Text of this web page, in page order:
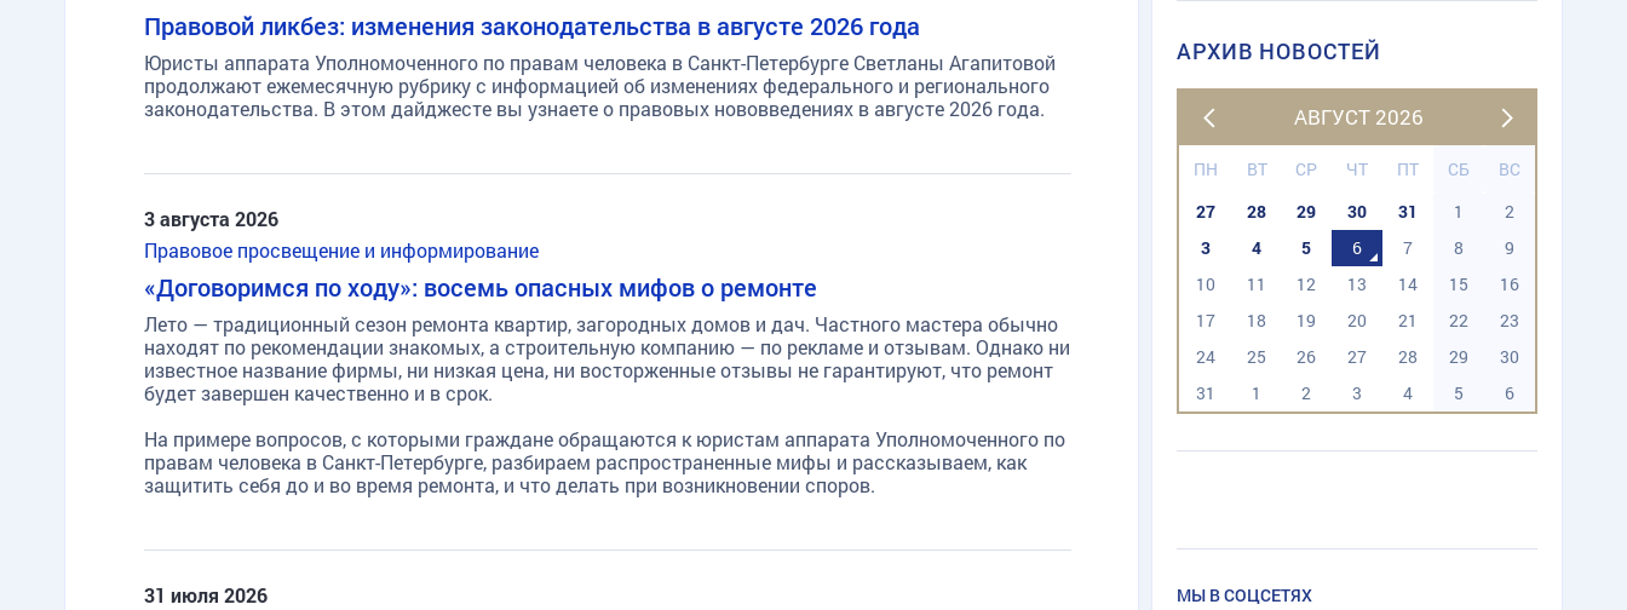
Правовой ликбез: изменения законодательства в августе 2026 года
Юристы аппарата Уполномоченного по правам человека в Санкт-Петербурге Светланы Агапитовой
продолжают ежемесячную рубрику с информацией об изменениях федерального и регионального
законодательства. В этом дайджесте вы узнаете о правовых нововведениях в августе 2026 года.
3 августа 2026
Правовое просвещение и информирование
«Договоримся по ходу»: восемь опасных мифов о ремонте
Лето — традиционный сезон ремонта квартир, загородных домов и дач. Частного мастера обычно
находят по рекомендации знакомых, а строительную компанию — по рекламе и отзывам. Однако ни
известное название фирмы, ни низкая цена, ни восторженные отзывы не гарантируют, что ремонт
будет завершен качественно и в срок.
На примере вопросов, с которыми граждане обращаются к юристам аппарата Уполномоченного по
правам человека в Санкт-Петербурге, разбираем распространенные мифы и рассказываем, как
защитить себя до и во время ремонта, и что делать при возникновении споров.
31 июля 2026
АРХИВ НОВОСТЕЙ
АВГУСТ 2026
ПН ВТ СР ЧТ ПТ СБ
ВС
27
28 29 30 31 1
2
3
4 5 6 7 8
9
10
11 12 13 14 15
16
17
18 19 20 21 22
23
24
25 26 27 28 29
30
31
1 2 3 4 5 6
МЫ В СОЦСЕТЯХ